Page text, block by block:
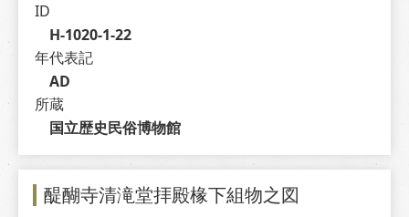
ID
H-1020-1-22
年代表記
AD
所蔵
国立歴史民俗博物館
醍醐寺清滝堂拝殿椽下組物之図